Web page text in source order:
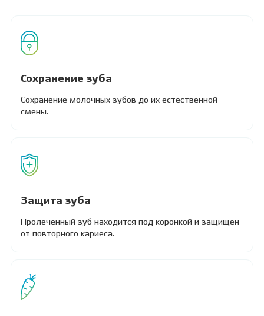
Сохранение зуба
Сохранение молочных зубов до их естественной
смены.
Защита зуба
Пролеченный зуб находится под коронкой и защищен
от повторного кариеса.